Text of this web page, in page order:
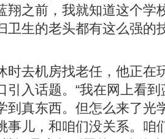
翔之前，我就知道这个学
卫生的老头都有这么强的
时去机房找老任，他正在
引入话题。“我在网上看
到真东西。但怎么来了光
事儿，和咱们没关系。咱